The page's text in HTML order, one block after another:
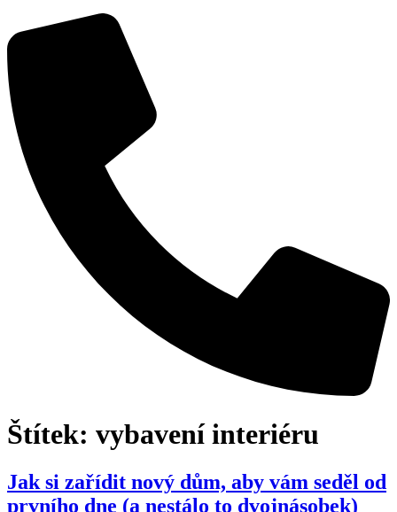
Štítek: vybavení interiéru
Jak si zařídit nový dům, aby vám seděl od
prvního dne (a nestálo to dvojnásobek)